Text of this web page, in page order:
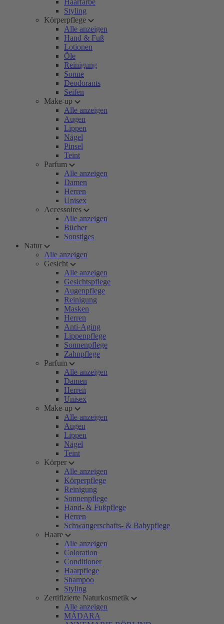
Haarfarbe
Styling
Körperpflege
Alle anzeigen
Hand & Fuß
Lotionen
Öle
Reinigung
Sonne
Deodorants
Seifen
Make-up
Alle anzeigen
Augen
Lippen
Nägel
Pinsel
Teint
Parfum
Alle anzeigen
Damen
Herren
Unisex
Accessoires
Alle anzeigen
Bücher
Sonstiges
Natur
Alle anzeigen
Gesicht
Alle anzeigen
Gesichtspflege
Augenpflege
Reinigung
Masken
Herren
Anti-Aging
Lippenpflege
Sonnenpflege
Zahnpflege
Parfum
Alle anzeigen
Damen
Herren
Unisex
Make-up
Alle anzeigen
Augen
Lippen
Nägel
Teint
Körper
Alle anzeigen
Körperpflege
Reinigung
Sonnenpflege
Hand- & Fußpflege
Herren
Schwangerschafts- & Babypflege
Haare
Alle anzeigen
Coloration
Conditioner
Haarpflege
Shampoo
Styling
Zertifizierte Naturkosmetik
Alle anzeigen
MÁDARA